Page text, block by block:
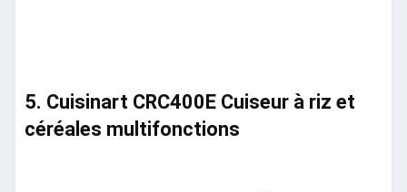
5. Cuisinart CRC400E Cuiseur à riz et
céréales multifonctions